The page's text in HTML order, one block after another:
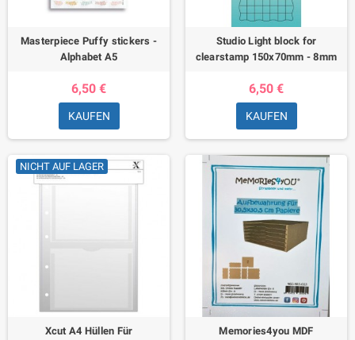
Masterpiece Puffy stickers -
Alphabet A5
6,50 €
KAUFEN
Studio Light block for
clearstamp 150x70mm - 8mm
6,50 €
KAUFEN
NICHT AUF LAGER
Xcut A4 Hüllen Für
Memories4you MDF